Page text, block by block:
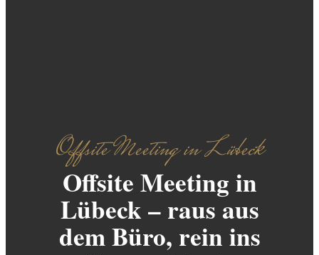
Offsite Meeting in Lübeck
Offsite Meeting in
Lübeck – raus aus
dem Büro, rein ins